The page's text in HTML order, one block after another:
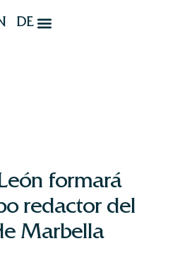
DE
formará
redactor del
Marbella